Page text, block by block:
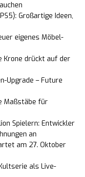
Großartige Ideen,
eigenes Möbel-
Krone drückt auf der
Upgrade – Future
Maßstäbe für
Spielern: Entwickler
an
am 27. Oktober
als Live-